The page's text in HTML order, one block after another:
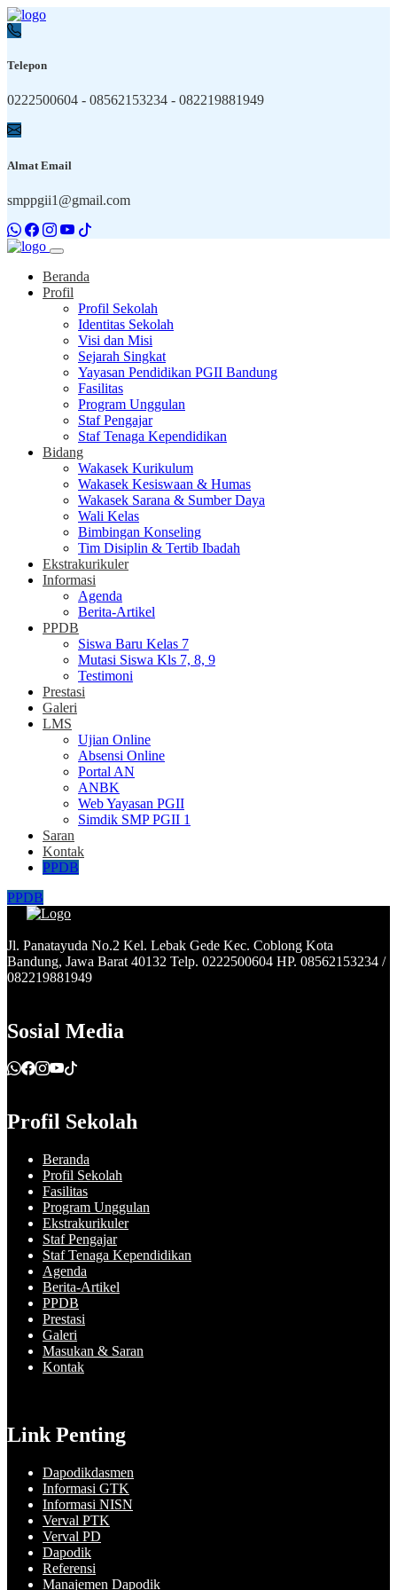
Telepon
0222500604 - 08562153234 - 082219881949
Almat Email
smppgii1@gmail.com
Beranda
Profil
Profil Sekolah
Identitas Sekolah
Visi dan Misi
Sejarah Singkat
Yayasan Pendidikan PGII Bandung
Fasilitas
Program Unggulan
Staf Pengajar
Staf Tenaga Kependidikan
Bidang
Wakasek Kurikulum
Wakasek Kesiswaan & Humas
Wakasek Sarana & Sumber Daya
Wali Kelas
Bimbingan Konseling
Tim Disiplin & Tertib Ibadah
Ekstrakurikuler
Informasi
Agenda
Berita-Artikel
PPDB
Siswa Baru Kelas 7
Mutasi Siswa Kls 7, 8, 9
Testimoni
Prestasi
Galeri
LMS
Ujian Online
Absensi Online
Portal AN
ANBK
Web Yayasan PGII
Simdik SMP PGII 1
Saran
Kontak
PPDB
PPDB
Jl. Panatayuda No.2 Kel. Lebak Gede Kec. Coblong Kota
Bandung, Jawa Barat 40132 Telp. 0222500604 HP. 08562153234 /
082219881949
Sosial Media
Profil Sekolah
Beranda
Profil Sekolah
Fasilitas
Program Unggulan
Ekstrakurikuler
Staf Pengajar
Staf Tenaga Kependidikan
Agenda
Berita-Artikel
PPDB
Prestasi
Galeri
Masukan & Saran
Kontak
Link Penting
Dapodikdasmen
Informasi GTK
Informasi NISN
Verval PTK
Verval PD
Dapodik
Referensi
Manajemen Dapodik